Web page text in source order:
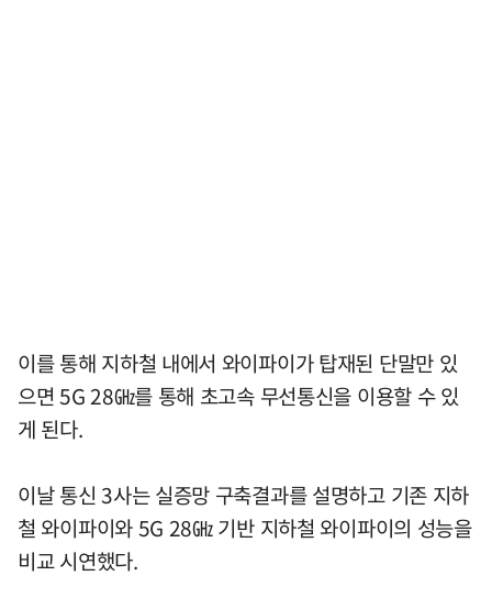
이를 통해 지하철 내에서 와이파이가 탑재된 단말만 있
으면 5G 28㎓를 통해 초고속 무선통신을 이용할 수 있
게 된다.
이날 통신 3사는 실증망 구축결과를 설명하고 기존 지하
철 와이파이와 5G 28㎓ 기반 지하철 와이파이의 성능을
비교 시연했다.